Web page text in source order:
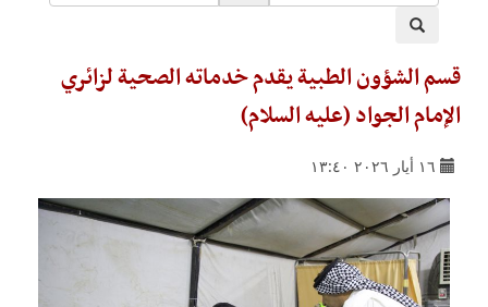
قسم الشؤون الطبية يقدم خدماته الصحية لزائري
الإمام الجواد (عليه السلام)
١٦ أيار ٢٠٢٦ ١٣:٤٠